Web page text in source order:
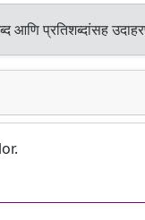
आणि प्रतिशब्दांसह